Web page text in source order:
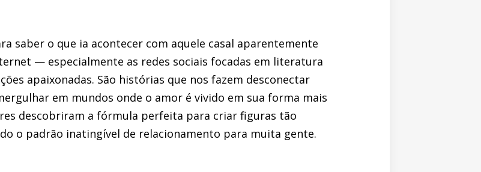
saber o que ia acontecer com aquele casal aparentemente
— especialmente as redes sociais focadas em literatura
apaixonadas. São histórias que nos fazem desconectar
em mundos onde o amor é vivido em sua forma mais
descobriram a fórmula perfeita para criar figuras tão
o padrão inatingível de relacionamento para muita gente.